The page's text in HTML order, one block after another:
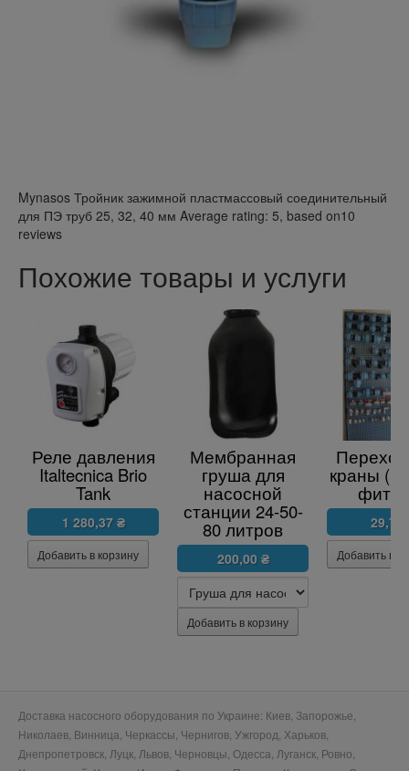
Mynasos Тройник зажимной пластмассовый соединительный
для ПЭ труб 25, 32, 40 мм Average rating: 5, based on10
reviews
Похожие товары и услуги
Реле давления
Italtecnica Brio
Tank
1 280,37 ₴
Мембранная
груша для
насосной
станции 24-50-
80 литров
200,00 ₴
краны
29,78
Доставка насосного оборудования по Украине: Киев, Запорожье,
Николаев, Винница, Черкассы, Чернигов, Ужгород, Харьков,
Днепропетровск, Луцк, Львов, Черновцы, Одесса, Луганск, Ровно,